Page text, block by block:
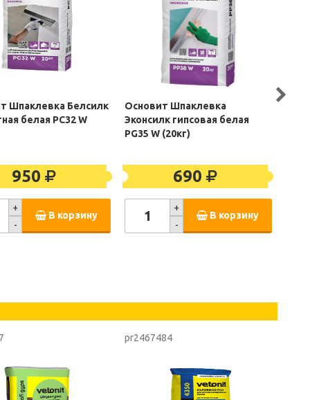
Шпаклевка Белсилк
белая PC32 W
950
+
-
В корзину
Основит Шпаклевка
Эконсилк гипсовая белая
PG35 W (20кг)
690
+
-
В корзину
pr2467484